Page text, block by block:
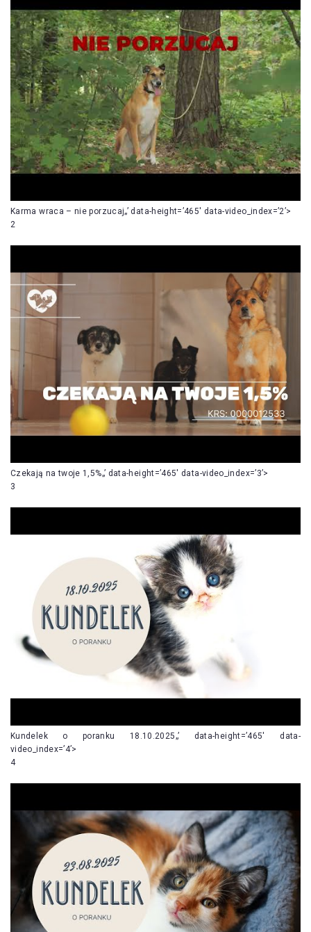
Karma wraca – nie porzucaj„’ data-height=’465′ data-video_index=’2’>
2
Czekają na twoje 1,5%„’ data-height=’465′ data-video_index=’3’>
3
Kundelek o poranku 18.10.2025„’ data-height=’465′ data-
video_index=’4’>
4